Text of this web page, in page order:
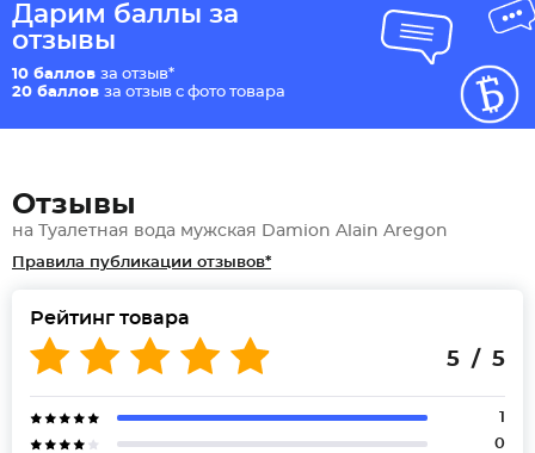
Дарим баллы за
отзывы
10 баллов за отзыв*
20 баллов за отзыв с фото товара
Отзывы
на Туалетная вода мужская Damion Alain Aregon
Правила публикации отзывов*
Рейтинг товара
5 / 5
1
0